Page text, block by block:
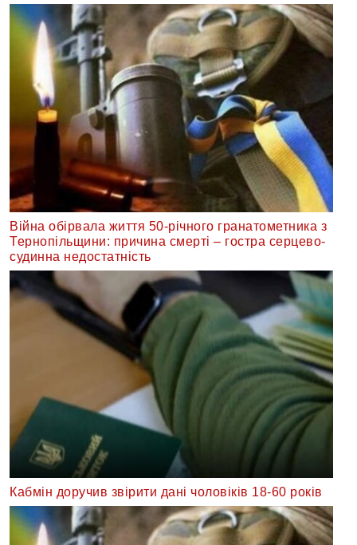
Війна обірвала життя 50-річного гранатометника з
Тернопільщини: причина смерті – гостра серцево-
судинна недостатність
Кабмін доручив звірити дані чоловіків 18-60 років